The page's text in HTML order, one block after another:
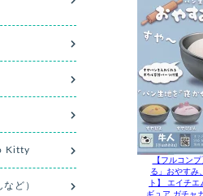
【フルコン
る」おやすみ
ト】 エイチ
ギュア ガチャ